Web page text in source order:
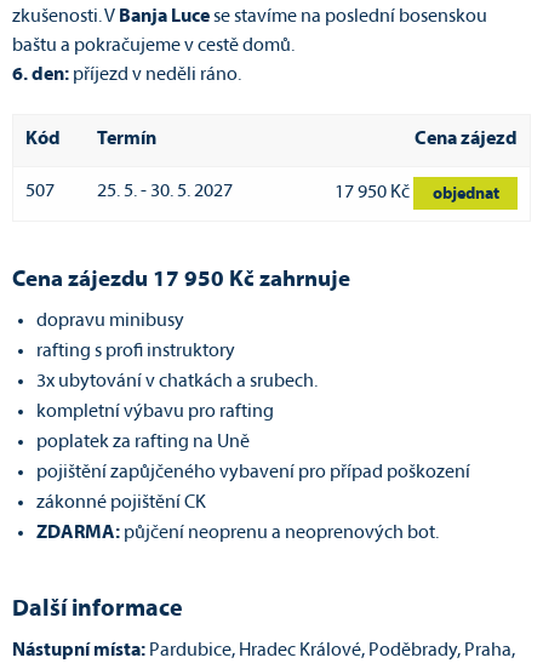
zkušenosti. V Banja Lucese stavíme na poslední bosenskou
baštu a pokračujeme v cestě domů.
6. den: příjezd v neděli ráno.
Kód Termín Cena zájezd
507 25. 5. - 30. 5. 2027 17 950 Kč objednat
Cena zájezdu 17 950 Kč zahrnuje
dopravu minibusy
rafting s profi instruktory
3x ubytování v chatkách a srubech.
kompletní výbavu pro rafting
poplatek za rafting na Uně
pojištění zapůjčeného vybavení pro případ poškození
zákonné pojištění CK
ZDARMA: půjčení neoprenu a neoprenových bot.
Další informace
Nástupní místa: Pardubice, Hradec Králové, Poděbrady, Praha,